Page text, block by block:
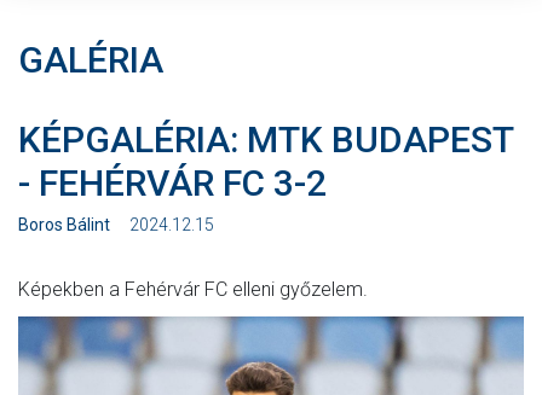
JEGYÉRTÉKESÍTÉS
WEBSHOP
STADION
EGYESÜLET
KAPCSOLAT
HÍREK
CSAPATOK
GALÉRIA
KÉPGALÉRIA: MTK BUDAPEST
- FEHÉRVÁR FC 3-2
Boros Bálint 2024.12.15
Képekben a Fehérvár FC elleni győzelem.